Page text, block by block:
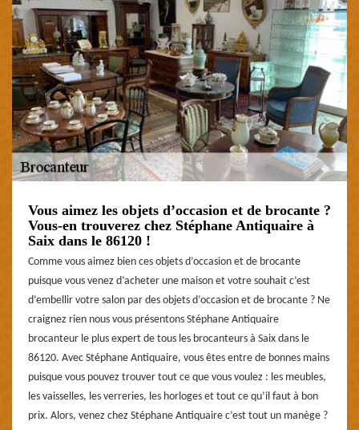
Vous aimez les objets d’occasion et de brocante ?
Vous-en trouverez chez Stéphane Antiquaire à
Saix dans le 86120 !
Comme vous aimez bien ces objets d’occasion et de brocante
puisque vous venez d’acheter une maison et votre souhait c’est
d’embellir votre salon par des objets d’occasion et de brocante ? Ne
craignez rien nous vous présentons Stéphane Antiquaire
brocanteur le plus expert de tous les brocanteurs à Saix dans le
86120. Avec Stéphane Antiquaire, vous êtes entre de bonnes mains
puisque vous pouvez trouver tout ce que vous voulez : les meubles,
les vaisselles, les verreries, les horloges et tout ce qu’il faut à bon
prix. Alors, venez chez Stéphane Antiquaire c’est tout un manège ?